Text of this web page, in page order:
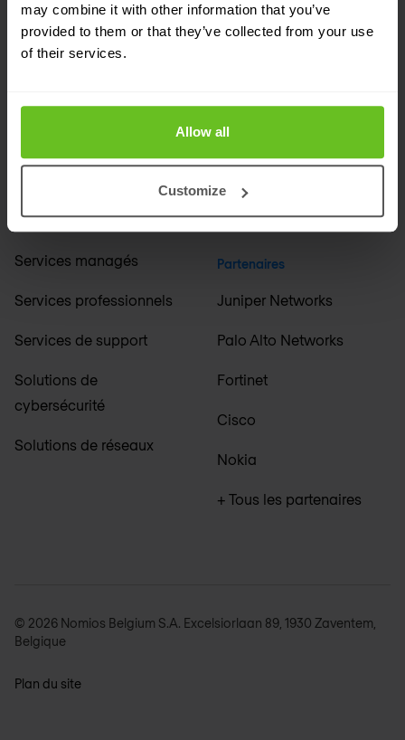
may combine it with other information that you’ve
provided to them or that they’ve collected from your use
of their services.
Allow all
Customize
À propos de nous
Événements
Bureaux internationaux
Services managés
Services professionnels
Services de support
Solutions de
cybersécurité
Solutions de réseaux
Services financiers
Industrie et fabrication
+ Tout secteurs
Partenaires
Juniper Networks
Palo Alto Networks
Fortinet
Cisco
Nokia
+ Tous les partenaires
© 2026 Nomios Belgium S.A. Excelsiorlaan 89, 1930 Zaventem,
Belgique
Plan du site